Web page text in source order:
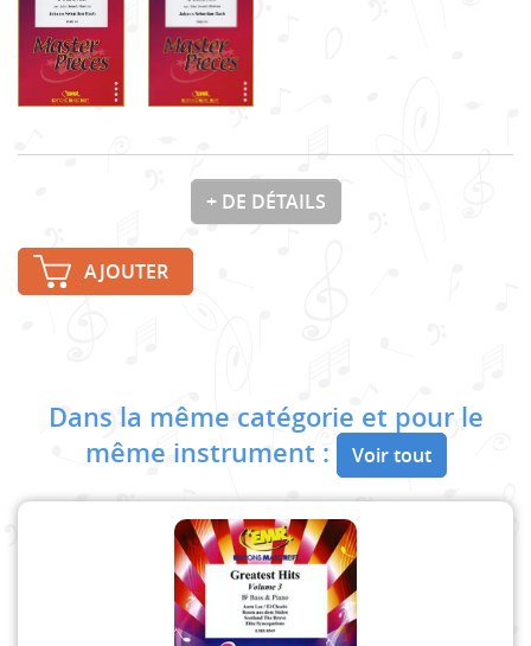
+ DE DÉTAILS
AJOUTER
Dans la même catégorie et pour le
même instrument :
Voir tout